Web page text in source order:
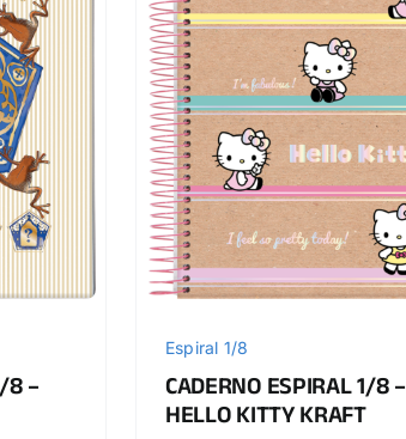
8 –
Espiral 1/8
CADERNO ESPIRAL 1/8 –
HELLO KITTY KRAFT